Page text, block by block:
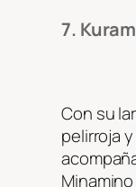
7.
Con su
pelirroja